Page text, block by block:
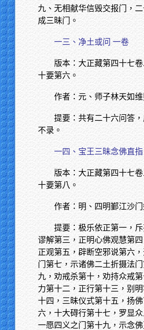
九、无相献华信毁交报门，
成三昧门。
一三、净土或问 一卷
版本：大正藏第四十七
十要第六。
作者：元、师子林天如维
提要：共有二十六问答
不录。
一四、宝王三昧念佛直指
版本：大正藏第四十七
十要第八。
作者：明、四明鄞江沙门
提要：极乐依正第一，
谬解第三，正明心佛观慧第
正观第五，辟断空邪说第六
门第七，示诸佛二土折摄法
九，劝戒杀第十，劝持众戒
力第十二，正行第十三，别
十四，三昧仪式第十五，扬
六，十大碍行第十七，罗显
一愿四义之门第十九，示念